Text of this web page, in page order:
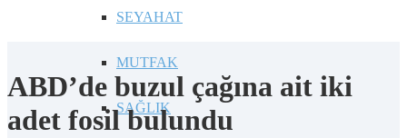
SEYAHAT
MUTFAK
SAĞLIK
ABD’de buzul çağına ait iki
adet fosil bulundu